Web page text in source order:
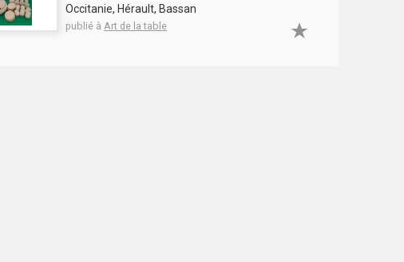
Occitanie, Hérault, Bassan
publié àArt de la table